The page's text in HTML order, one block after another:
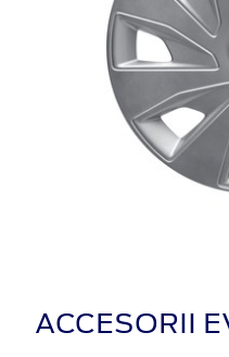
ACCESORII